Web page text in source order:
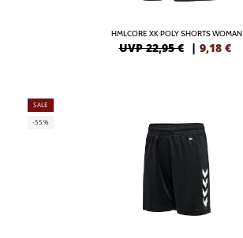
HMLCORE XK POLY SHORTS WOMAN
UVP 22,95 € | 9,18 €
SALE
-55%